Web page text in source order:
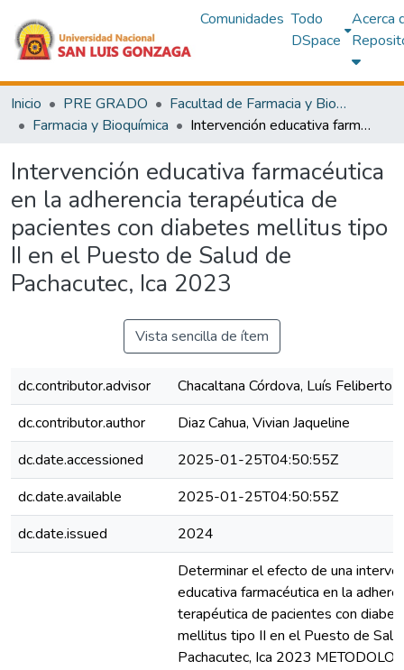
Comunidades Todo
DSpace
Acerca
Inicio PRE GRADO
Facultad de Farmacia y Bioquímica
Farmacia y Bioquímica
Intervención educativa farmacéutica en la adherencia terapéutica de pacientes con diabetes mellitus tipo II en el Puesto de Salud de Pachacutec, Ica 2023
Intervención educativa farmacéutica
en la adherencia terapéutica de
pacientes con diabetes mellitus tipo
II en el Puesto de Salud de
Pachacutec, Ica 2023
Vista sencilla de ítem
dc.contributor.advisor
Chacaltana Córdova, Luís Feliberto
dc.contributor.author
Diaz Cahua, Vivian Jaqueline
dc.date.accessioned
2025-01-25T04:50:55Z
dc.date.available
2025-01-25T04:50:55Z
dc.date.issued
2024
Determinar el efecto de una
educativa farmacéutica en la
terapéutica de pacientes con
mellitus tipo II en el Puesto de
Pachacutec, Ica 2023